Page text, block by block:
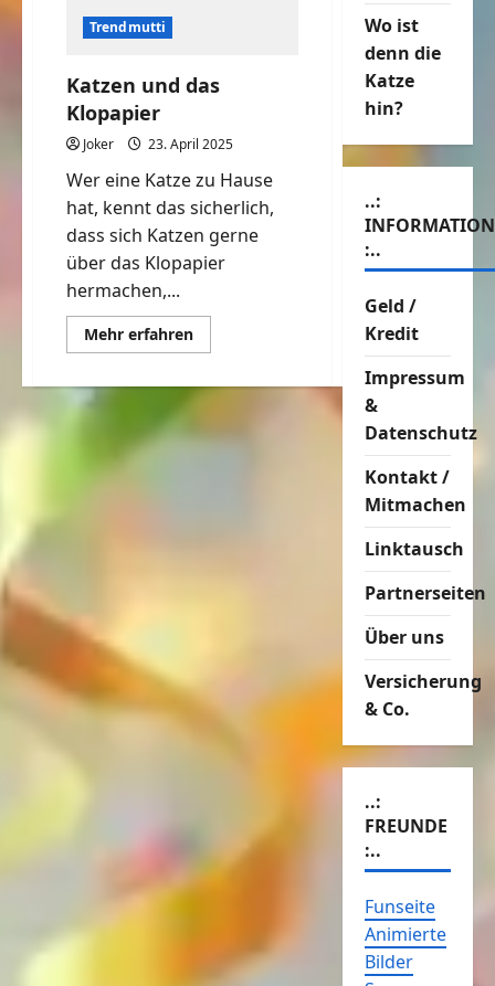
Trendmutti
Katzen und das
Klopapier
Joker 23. April 2025
Wer eine Katze zu Hause
hat, kennt das sicherlich,
dass sich Katzen gerne
über das Klopapier
hermachen,...
Mehr erfahrenMehr
Informationen
und
Wo ist
denn die
Katze
hin?
..:
:..
Geld /
Kredit
Impressum
&
Datenschutz
Kontakt /
Mitmachen
Linktausch
Partnerseiten
Über uns
Versicherung
& Co.
..:
FREUNDE
:..
Funseite
Animierte
Bilder